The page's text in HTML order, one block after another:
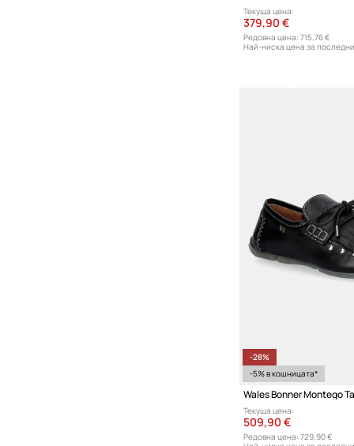
Текуща цена:
379,90 €
Редовна цена: 715,76 €
Най-ниска цена за
-28%
-5% в кошницата*
Текуща цена:
509,90 €
Редовна цена: 729,90 €